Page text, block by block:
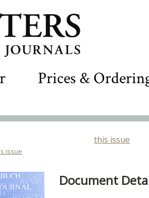
Prices &
this issue
issue
Document